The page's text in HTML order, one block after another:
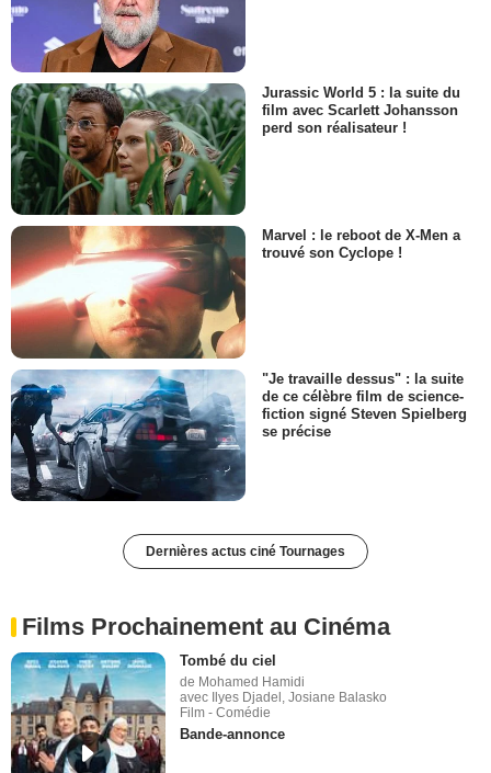
Jurassic World 5 : la suite du
film avec Scarlett Johansson
perd son réalisateur !
Marvel : le reboot de X-Men a
trouvé son Cyclope !
"Je travaille dessus" : la suite
de ce célèbre film de science-
fiction signé Steven Spielberg
se précise
Dernières actus ciné Tournages
Films Prochainement au Cinéma
Tombé du ciel
de Mohamed Hamidi
avec Ilyes Djadel, Josiane Balasko
Film - Comédie
Bande-annonce